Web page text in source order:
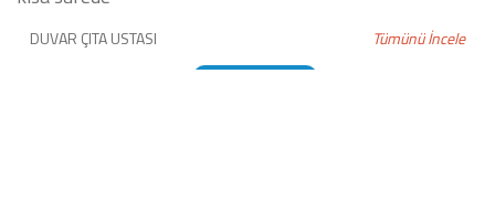
DUVAR ÇITA USTASI Tümünü İncele